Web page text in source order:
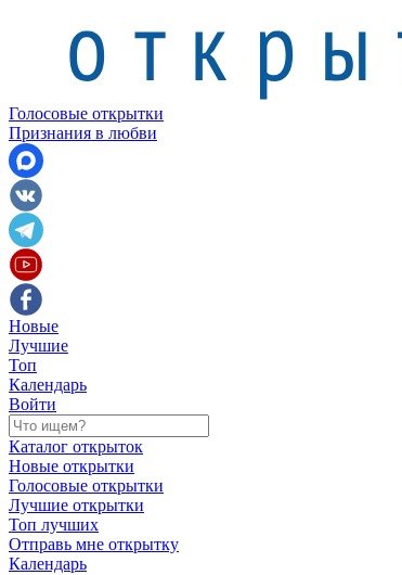
Голосовые открытки
Признания в любви
Новые
Лучшие
Топ
Календарь
Войти
Каталог открыток
Новые открытки
Голосовые открытки
Лучшие открытки
Топ лучших
Отправь мне открытку
Календарь